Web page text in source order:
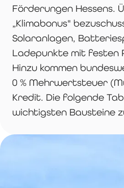
Förderungen Hessens.
„Klimabonus"
Solaranlagen,
Ladepunkte mit festen
Hinzu kommen
0 % Mehrwertsteuer
Kredit. Die folgende
wichtigsten Bausteine